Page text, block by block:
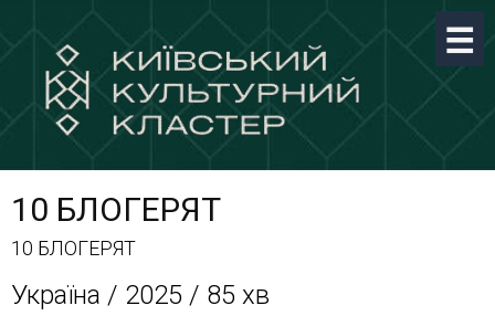
10 БЛОГЕРЯТ
10 БЛОГЕРЯТ
Україна / 2025 / 85 хв